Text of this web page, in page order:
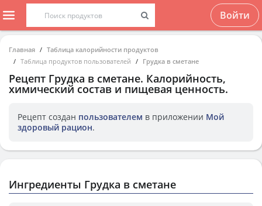
Войти
Главная
Таблица калорийности продуктов
Таблица продуктов пользователей
Грудка в сметане
Рецепт Грудка в сметане. Калорийность,
химический состав и пищевая ценность.
Рецепт создан пользователем в приложении Мой
здоровый рацион.
Ингредиенты Грудка в сметане